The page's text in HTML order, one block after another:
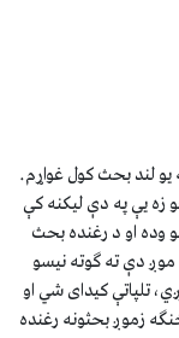
یو لند بحث کول غواړم.
زه یې په دې لیکنه کې
وده او د رغنده بحث
دې ته ګوته نیسو
تلپاتې کیدای شي او
زموږ بحثونه رغنده